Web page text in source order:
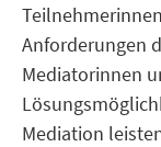
Anforderungen
Mediatorinnen
Mediation